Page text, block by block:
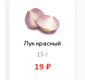
Лук красный
15 г
19 ₽